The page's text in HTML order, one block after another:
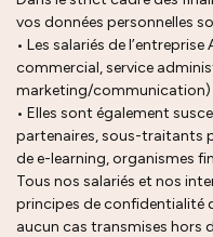
vos données personnelles
• Les salariés de
commercial, service
marketing/communication)
• Elles sont également
partenaires, sous-traitants
de e-learning, organismes
Tous nos salariés et nos
principes de confidentialité
aucun cas transmises hors